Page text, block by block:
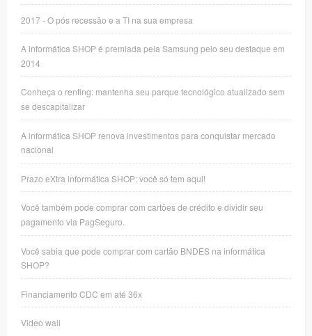
2017 - O pós recessão e a TI na sua empresa
A informática SHOP é premiada pela Samsung pelo seu destaque em
2014
Conheça o renting: mantenha seu parque tecnológico atualizado sem
se descapitalizar
A informática SHOP renova investimentos para conquistar mercado
nacional
Prazo eXtra informática SHOP: você só tem aqui!
Você também pode comprar com cartões de crédito e dividir seu
pagamento via PagSeguro.
Você sabia que pode comprar com cartão BNDES na informática
SHOP?
Financiamento CDC em até 36x
Video wall